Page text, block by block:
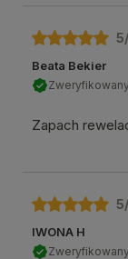
5
Beata Bekier
Zapach
5
IWONA H